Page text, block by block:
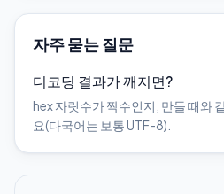
자주 묻는 질문
디코딩 결과가 깨지면?
hex 자릿수가 짝수인지, 만들 때와
요(다국어는 보통 UTF-8).